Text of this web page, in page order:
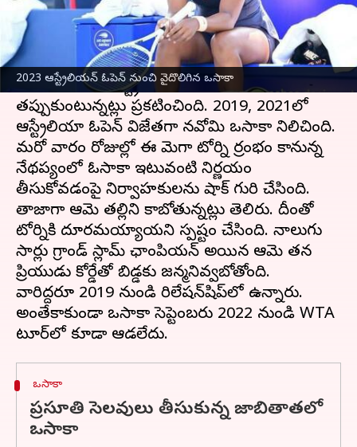
2023 ఆస్ట్రేలియన్ ఓపెన్ నుంచి వైదొలిగిన ఒసాకా
ఈ వార్తాకథనం ఏంటి
జపాన్ స్టార్ టెన్నిస్ ప్లేయర్, మాజీ వరల్డ్ నంబర్ వన్
నవోమి ఒసాకా ఆస్ట్రేలియా ఓపెన్ నుంచి
తప్పుకుంటున్నట్లు ప్రకటించింది. 2019, 2021లో
ఆస్ట్రేలియా ఓపెన్ విజేతగా నవోమి ఒసాకా నిలిచింది.
మరో వారం రోజుల్లో ఈ మెగా టోర్ని ప్రారంభం కానున్న
నేథప్యంలో ఓసాకా ఇటువంటి నిర్ణయం
తీసుకోవడంపై నిర్వాహకులను షాక్ గురి చేసింది.
తాజాగా ఆమె తల్లిని కాబోతున్నట్లు తెలిపారు. దీంతో
టోర్నికి దూరమయ్యాయని స్పష్టం చేసింది. నాలుగు
సార్లు గ్రాండ్ స్లామ్ ఛాంపియన్ అయిన ఆమె తన
ప్రియుడు కోర్డేతో బిడ్డకు జన్మనివ్వబోతోంది.
వారిద్దరూ 2019 నుండి రిలేషన్‌షిప్‌లో ఉన్నారు.
అంతేకాకుండా ఒసాకా సెప్టెంబరు 2022 నుండి WTA
ఒసాకా
ప్రసూతి సెలవులు తీసుకున్న జాబితాతలో
ఒసాకా